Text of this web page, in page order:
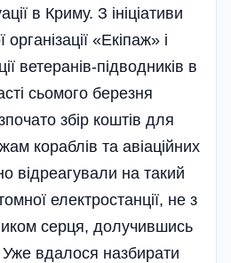
в Криму. З ініціативи
організації «Екіпаж» і
ветеранів-підводників в
сьомого березня
збір коштів для
кораблів та авіаційних
відреагували на такий
електростанції, не з
серця, долучившись
вдалося назбирати